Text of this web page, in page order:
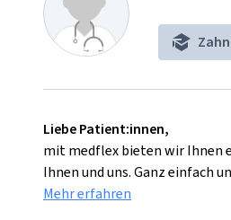
Liebe Patient:innen,
mit medflex bieten wir Ihnen
Ihnen und uns. Ganz einfach
Mehr erfahren